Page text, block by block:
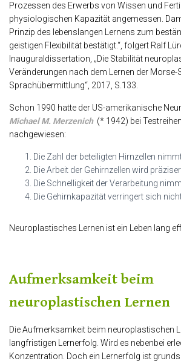
Prozessen des Erwerbs von Wissen und
physiologischen Kapazität angemessen.
Prinzip des lebenslangen Lernens zum
geistigen Flexibilität bestätigt.“, folgert Ralf
Inauguraldissertation, „Die Stabilität
Veränderungen nach dem Lernen der Morse-
Sprachübermittlung“, 2017, S.133.
Schon 1990 hatte der US-amerikanische
Michael M. Merzenich(* 1942) bei
nachgewiesen:
Die Zahl der beteiligten Hirnzellen
Die Arbeit der Gehirnzellen wird präziser.
Die Schnelligkeit der Verarbeitung
Die Gehirnkapazität verringert sich
Neuroplastisches Lernen ist ein Leben lang
Aufmerksamkeit beim
neuroplastischen Lernen
Die Aufmerksamkeit beim neuroplastischen
langfristigen Lernerfolg. Wird es nebenbei
Konzentration. Doch ein Lernerfolg ist